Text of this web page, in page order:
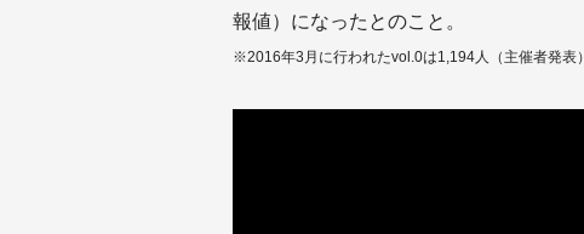
報値）になったとのこと。
※2016年3月に行われたvol.0は1,194人（主催者発表）